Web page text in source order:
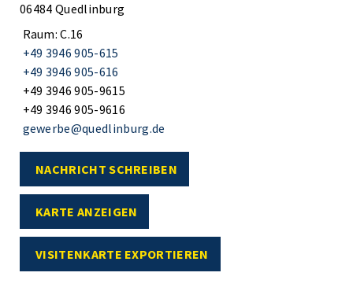
06484 Quedlinburg
Raum: C.16
+49 3946 905-615
+49 3946 905-616
+49 3946 905-9615
+49 3946 905-9616
gewerbe@quedlinburg.de
NACHRICHT SCHREIBEN
KARTE ANZEIGEN
VISITENKARTE EXPORTIEREN